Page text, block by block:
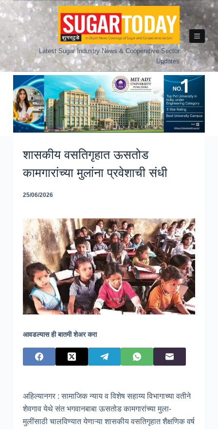
Skip
to
Latest Sugar Industry News & Cooperative Sector
Updates
शासकीय वसतिगृहात ऊसतोड
कामगारांच्या मुलांना प्रवेशाची संधी
25/06/2026
आवडल्यास ही बातमी शेअर करा
अहिल्यानगर : सामाजिक न्याय व विशेष सहाय्य विभागाच्या वतीने
शेवगाव येथे संत भगवानबाबा ऊसतोड कामगारांच्या मुला-
मुलींसाठी चालविण्यात येणाऱ्या शासकीय वसतिगृहात शैक्षणिक वर्ष